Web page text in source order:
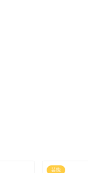
芸能